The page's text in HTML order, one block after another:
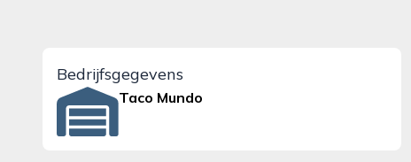
Bedrijfsgegevens
Taco Mundo